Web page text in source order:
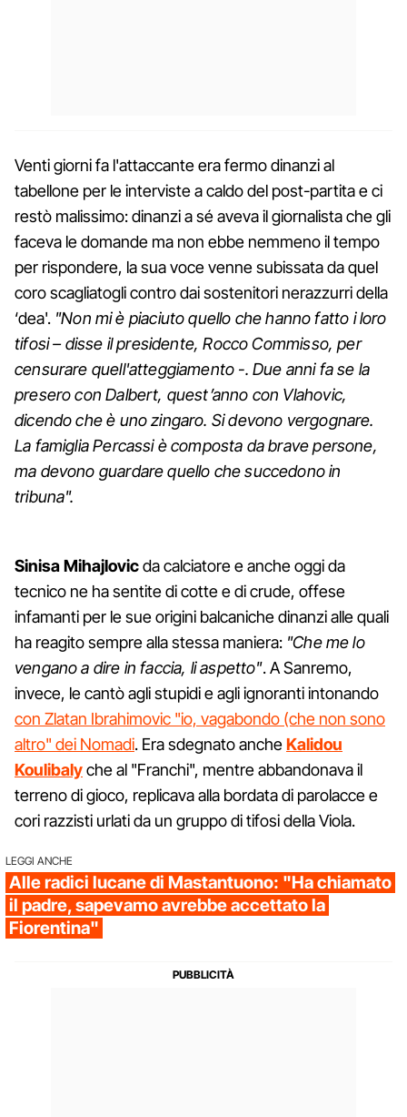
Venti giorni fa l'attaccante era fermo dinanzi al
tabellone per le interviste a caldo del post-partita e ci
restò malissimo: dinanzi a sé aveva il giornalista che gli
faceva le domande ma non ebbe nemmeno il tempo
per rispondere, la sua voce venne subissata da quel
coro scagliatogli contro dai sostenitori nerazzurri della
‘dea'. "Non mi è piaciuto quello che hanno fatto i loro
tifosi – disse il presidente, Rocco Commisso, per
censurare quell'atteggiamento -. Due anni fa se la
presero con Dalbert, quest’anno con Vlahovic,
dicendo che è uno zingaro. Si devono vergognare.
La famiglia Percassi è composta da brave persone,
ma devono guardare quello che succedono in
tribuna".
Sinisa Mihajlovicda calciatore e anche oggi da
tecnico ne ha sentite di cotte e di crude, offese
infamanti per le sue origini balcaniche dinanzi alle quali
ha reagito sempre alla stessa maniera: "Che me lo
vengano a dire in faccia, li aspetto". A Sanremo,
invece, le cantò agli stupidi e agli ignoranti intonando
con Zlatan Ibrahimovic "io, vagabondo (che non sono
altro" dei Nomadi. Era sdegnato ancheKalidou
Koulibalyche al "Franchi", mentre abbandonava il
terreno di gioco, replicava alla bordata di parolacce e
cori razzisti urlati da un gruppo di tifosi della Viola.
LEGGI ANCHE
Alle radici lucane di Mastantuono: "Ha chiamato
il padre, sapevamo avrebbe accettato la
Fiorentina"